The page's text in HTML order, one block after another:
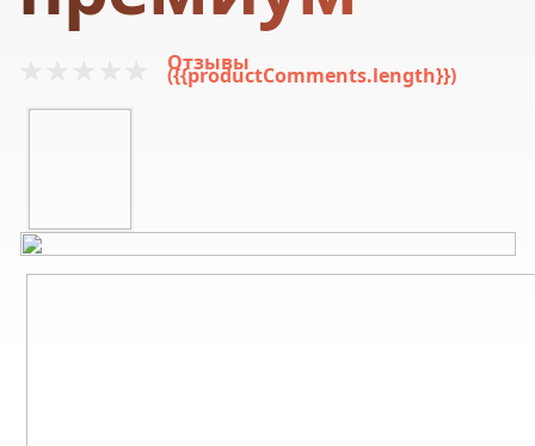
Отзывы
({{productComments.length}})